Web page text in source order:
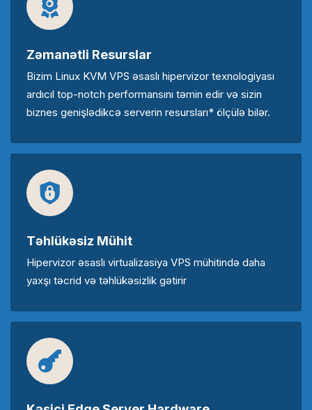
Zəmanətli Resurslar
Bizim Linux KVM VPS əsaslı hipervizor texnologiyası
ardıcıl top-notch performansını təmin edir və sizin
biznes genişlədikcə serverin resursları* ölçülə bilər.
Təhlükəsiz Mühit
Hipervizor əsaslı virtualizasiya VPS mühitində daha
yaxşı təcrid və təhlükəsizlik gətirir